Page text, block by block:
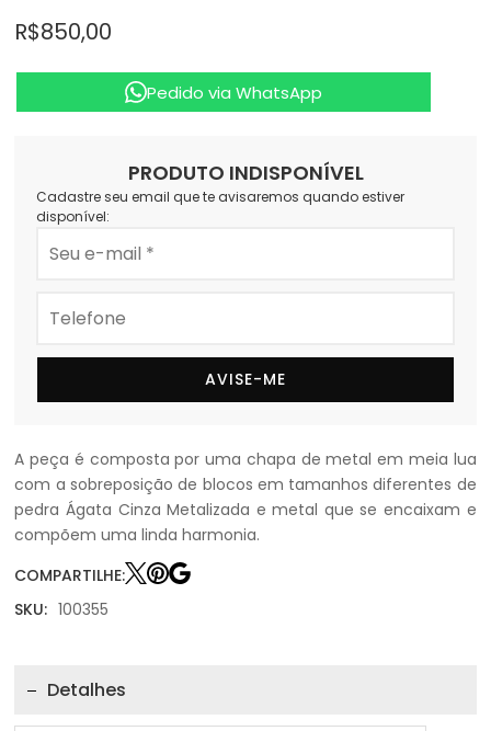
R$ 850,00
Pedido via WhatsApp
PRODUTO INDISPONÍVEL
Cadastre seu email que te avisaremos quando estiver
disponível:
AVISE-ME
A peça é composta por uma chapa de metal em meia lua
com a sobreposição de blocos em tamanhos diferentes de
pedra Ágata Cinza Metalizada e metal que se encaixam e
compõem uma linda harmonia.
COMPARTILHE:
SKU: 100355
Detalhes